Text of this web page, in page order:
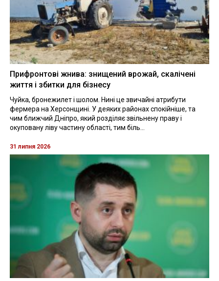
Прифронтові жнива: знищений врожай, скалічені
життя і збитки для бізнесу
Чуйка, бронежилет і шолом. Нині це звичайні атрибути
фермера на Херсонщині. У деяких районах спокійніше, та
чим ближчий Дніпро, який розділяє звільнену праву і
окуповану ліву частину області, тим біль...
31 липня 2026